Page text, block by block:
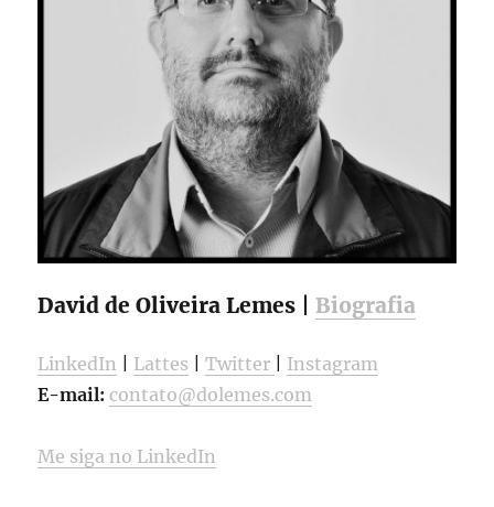
David de Oliveira Lemes |Biografia
LinkedIn Lattes |Twitter
Instagram
E-mail: contato@dolemes.com
Me siga no LinkedIn